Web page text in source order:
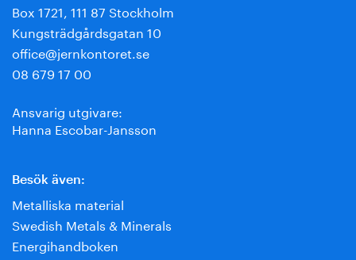
Box 1721, 111 87 Stockholm
Kungsträdgårdsgatan 10
office@jernkontoret.se
08 679 17 00
Ansvarig utgivare:
Hanna Escobar-Jansson
Besök även:
Metalliska material
Swedish Metals & Minerals
Energihandboken